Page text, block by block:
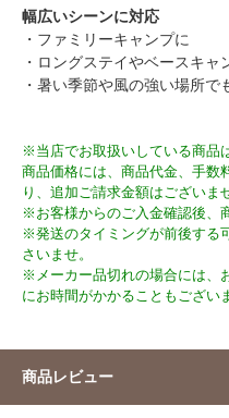
幅広いシーンに対応
・ファミリーキャンプに
・ロングステイやベースキャ
・暑い季節や風の強い場所で
※当店でお取扱いしている商品
商品価格には、商品代金、手数
り、追加ご請求金額はございま
※お客様からのご入金確認後、
※発送のタイミングが前後する
さいませ。
※メーカー品切れの場合には、
にお時間がかかることもござい
商品レビュー